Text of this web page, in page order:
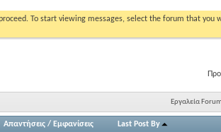
To start viewing messages, select the forum that you
Εργαλεία
Απαντήσεις/ Εμφανίσεις Last Post By